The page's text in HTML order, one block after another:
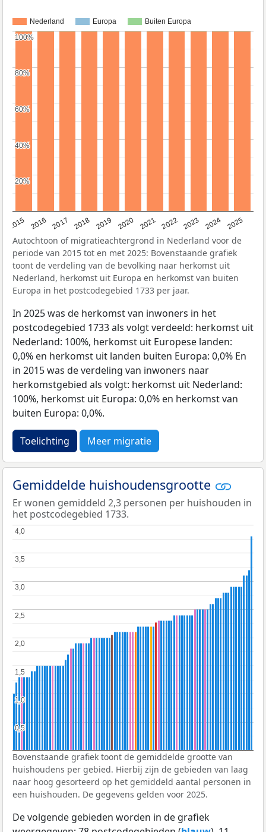
Nederland Europa Buiten Europa
2015 2016 2017 2018 2019 2020 2021 2022 2023 2024 2025
20%
20%
40%
40%
60%
60%
80%
80%
100%
100%
Autochtoon of migratieachtergrond in Nederland voor de
periode van 2015 tot en met 2025: Bovenstaande grafiek
toont de verdeling van de bevolking naar herkomst uit
Nederland, herkomst uit Europa en herkomst van buiten
Europa in het postcodegebied 1733 per jaar.
In 2025 was de herkomst van inwoners in het
postcodegebied 1733 als volgt verdeeld: herkomst uit
Nederland: 100%, herkomst uit Europese landen:
0,0% en herkomst uit landen buiten Europa: 0,0% En
in 2015 was de verdeling van inwoners naar
herkomstgebied als volgt: herkomst uit Nederland:
100%, herkomst uit Europa: 0,0% en herkomst van
buiten Europa: 0,0%.
Toelichting Meer migratie
Gemiddelde huishoudensgrootte
Er wonen gemiddeld 2,3 personen per huishouden in
het postcodegebied 1733.
0,5
0,5
1,0
1,0
1,5
1,5
2,0
2,0
2,5
2,5
3,0
3,0
3,5
3,5
4,0
4,0
Bovenstaande grafiek toont de gemiddelde grootte van
huishoudens per gebied. Hierbij zijn de gebieden van laag
naar hoog gesorteerd op het gemiddeld aantal personen in
een huishouden. De gegevens gelden voor 2025.
De volgende gebieden worden in de grafiek